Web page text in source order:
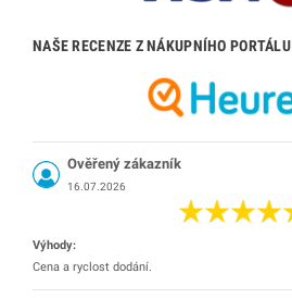
NAŠE RECENZE Z NÁKUPNÍHO PORTÁLU
Ověřený zákazník
16.07.2026
Výhody:
Cena a ryclost dodání.